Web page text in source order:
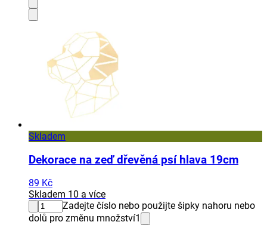
Skladem
Dekorace na zeď dřevěná psí hlava 19cm
89 Kč
Skladem 10 a více
Zadejte číslo nebo použijte šipky nahoru nebo
dolů pro změnu množství1